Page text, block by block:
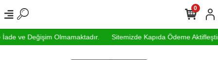
ve Değişim Olmamaktadır. Sitemizde Kapıda Ödeme
0